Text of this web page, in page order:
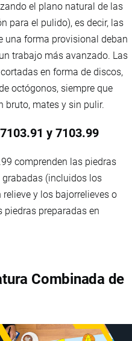
el plano natural de las
para el pulido), es decir, las
una forma provisional deban
trabajo más avanzado. Las
en forma de discos,
octógonos, siempre que
bruto, mates y sin pulir.
y 7103.99
comprenden las piedras
(incluidos los
y los bajorrelieves o
piedras preparadas en
Combinada de